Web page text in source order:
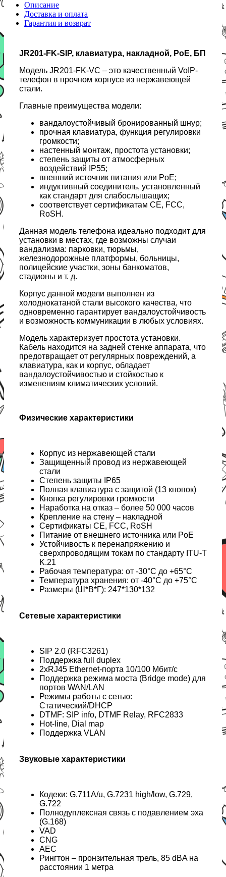
Описание
Доставка и оплата
Гарантия и возврат
JR201-FK-SIP, клавиатура, накладной, PoE, БП
Модель JR201-FK-VC – это качественный VoIP-
телефон в прочном корпусе из нержавеющей
стали.
Главные преимущества модели:
вандалоустойчивый бронированный шнур;
прочная клавиатура, функция регулировки
громкости;
настенный монтаж, простота установки;
степень защиты от атмосферных
воздействий IP55;
внешний источник питания или PoE;
индуктивный соединитель, установленный
как стандарт для слабослышащих;
соответствует сертификатам CE, FCC,
RoSH.
Данная модель телефона идеально подходит для
установки в местах, где возможны случаи
вандализма: парковки, тюрьмы,
железнодорожные платформы, больницы,
полицейские участки, зоны банкоматов,
стадионы и т. д.
Корпус данной модели выполнен из
холоднокатаной стали высокого качества, что
одновременно гарантирует вандалоустойчивость
и возможность коммуникации в любых условиях.
Модель характеризует простота установки.
Кабель находится на задней стенке аппарата, что
предотвращает от регулярных повреждений, а
клавиатура, как и корпус, обладает
вандалоустойчивостью и стойкостью к
изменениям климатических условий.
Физические характеристики
Корпус из нержавеющей стали
Защищенный провод из нержавеющей
стали
Степень защиты IP65
Полная клавиатура с защитой (13 кнопок)
Кнопка регулировки громкости
Наработка на отказ – более 50 000 часов
Крепление на стену – накладной
Сертификаты CE, FCC, RoSH
Питание от внешнего источника или PoE
Устойчивость к перенапряжению и
сверхпроводящим токам по стандарту ITU-T
K.21
Рабочая температура: от -30°C до +65°C
Температура хранения: от -40°C до +75°C
Размеры (Ш*В*Г): 247*130*132
Сетевые характеристики
SIP 2.0 (RFC3261)
Поддержка full duplex
2хRJ45 Ethernet-порта 10/100 Мбит/с
Поддержка режима моста (Bridge mode) для
портов WAN/LAN
Режимы работы с сетью:
Статический/DHCP
DTMF: SIP info, DTMF Relay, RFC2833
Hot-line, Dial map
Поддержка VLAN
Звуковые характеристики
Кодеки: G.711A/u, G.7231 high/low, G.729,
G.722
Полнодуплексная связь с подавлением эха
(G.168)
VAD
CNG
AEC
Рингтон – пронзительная трель, 85 dBA на
расcтоянии 1 метра